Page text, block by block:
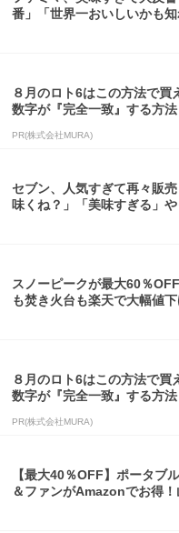
番」「世界一おいしいかも知
８月のロト6はこの方法で買
数字が『完全一致』する方法
PR(株式会社MURA)
セブン、人気すぎて再々販
味くね？」「美味すぎる」
スノーピークが最大60％
も焚き火台も楽天で大幅値
８月のロト6はこの方法で買
数字が『完全一致』する方法
PR(株式会社MURA)
【最大40％OFF】ポータブ
＆ファンがAmazonでお得